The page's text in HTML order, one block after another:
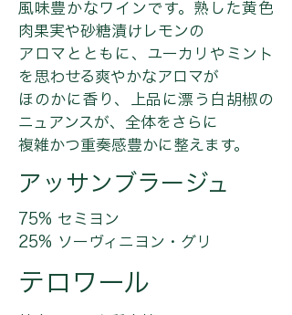
風味豊かなワインです。熟した黄色
肉果実や砂糖漬けレモンの
アロマとともに、ユーカリやミント
を思わせる爽やかなアロマが
ほのかに香り、上品に漂う白胡椒の
ニュアンスが、全体をさらに
複雑かつ重奏感豊かに整えます。
アッサンブラージュ
75% セミヨン
25% ソーヴィニヨン・グリ
テロワール